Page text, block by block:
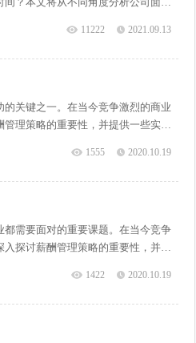
，面试官
11222 2021.09.13
关键之一。在当今竞争激烈的商业
理策略的重要性，并提供一些实用
业
1555 2020.10.19
需要面对的重要课题。在当今竞争
探讨薪酬管理策略的重要性，并提
和
1422 2020.10.19